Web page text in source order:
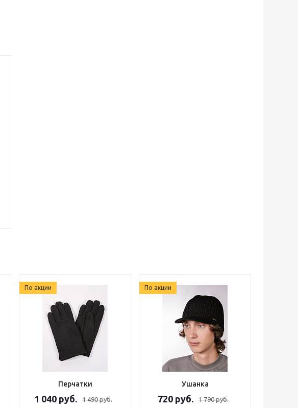
По акции
Перчатки
1 040 руб. 1 490 руб.
По акции
Ушанка
720 руб. 1 790 руб.